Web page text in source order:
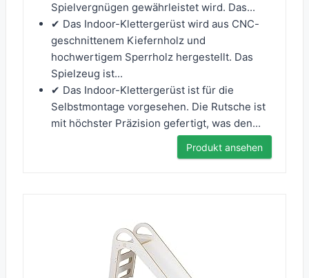
Spielvergnügen gewährleistet wird. Das...
✔ Das Indoor-Klettergerüst wird aus CNC-
geschnittenem Kiefernholz und
hochwertigem Sperrholz hergestellt. Das
Spielzeug ist...
✔ Das Indoor-Klettergerüst ist für die
Selbstmontage vorgesehen. Die Rutsche ist
mit höchster Präzision gefertigt, was den...
Produkt ansehen